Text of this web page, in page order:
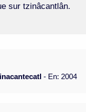
sur tzinâcantlân.
- En: 2004